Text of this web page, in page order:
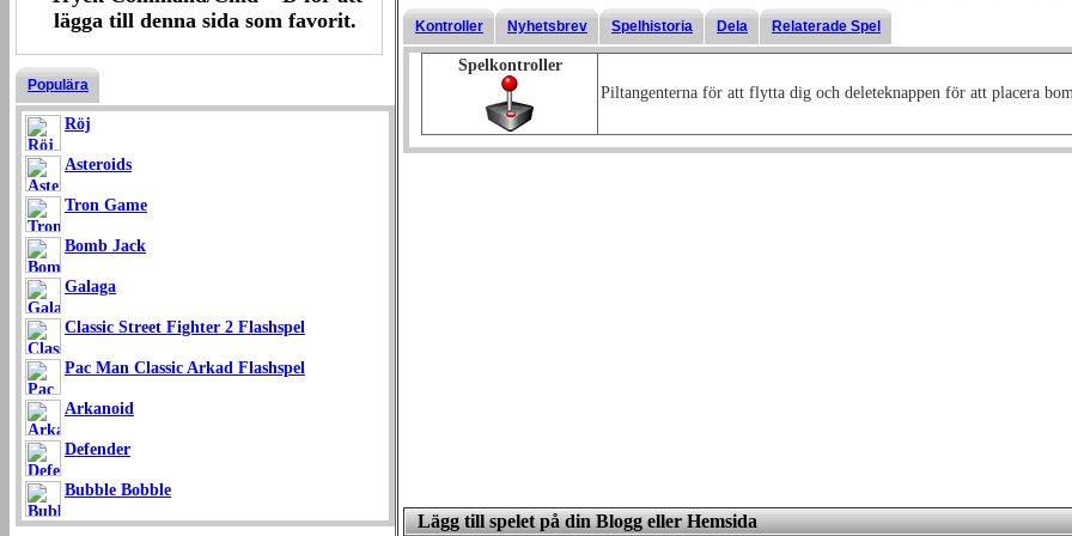
lägga till denna sida som favorit.
Populära
Röj
Asteroids
Tron Game
Bomb Jack
Galaga
Classic Street Fighter 2 Flashspel
Pac Man Classic Arkad Flashspel
Arkanoid
Defender
Bubble Bobble
Kontroller Nyhetsbrev Spelhistoria Dela Relaterade Spel
Spelkontroller
Piltangenterna för att flytta dig och deleteknappen för att placera
Lägg till spelet på din Blogg eller Hemsida